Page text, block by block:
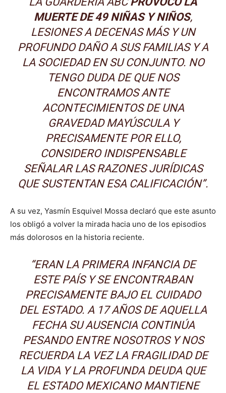
MUERTE DE 49 NIÑAS Y NIÑOS,
LESIONES A DECENAS MÁS Y UN
PROFUNDO DAÑO A SUS FAMILIAS Y A
LA SOCIEDAD EN SU CONJUNTO. NO
TENGO DUDA DE QUE NOS
ENCONTRAMOS ANTE
ACONTECIMIENTOS DE UNA
GRAVEDAD MAYÚSCULA Y
PRECISAMENTE POR ELLO,
CONSIDERO INDISPENSABLE
SEÑALAR LAS RAZONES JURÍDICAS
QUE SUSTENTAN ESA CALIFICACIÓN”.
A su vez, Yasmín Esquivel Mossa declaró que este asunto
los obligó a volver la mirada hacia uno de los episodios
más dolorosos en la historia reciente.
“ERAN LA PRIMERA INFANCIA DE
ESTE PAÍS Y SE ENCONTRABAN
PRECISAMENTE BAJO EL CUIDADO
DEL ESTADO. A 17 AÑOS DE AQUELLA
FECHA SU AUSENCIA CONTINÚA
PESANDO ENTRE NOSOTROS Y NOS
RECUERDA LA VEZ LA FRAGILIDAD DE
LA VIDA Y LA PROFUNDA DEUDA QUE
EL ESTADO MEXICANO MANTIENE